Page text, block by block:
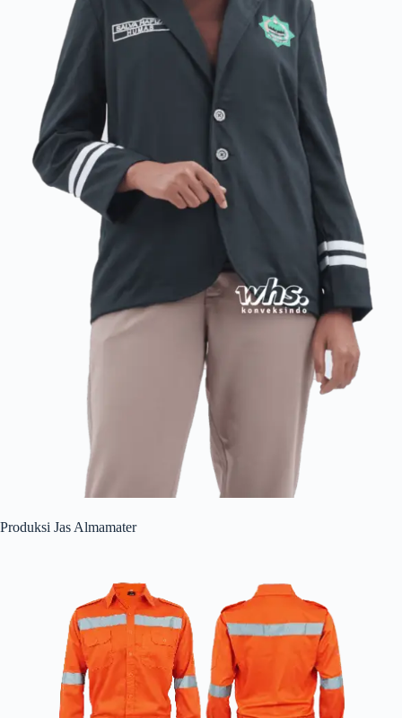
Produksi Jas Almamater